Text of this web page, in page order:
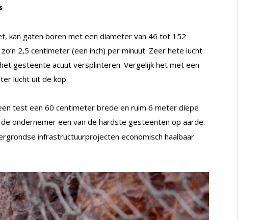
kan gaten boren met een diameter van 46 tot 152
2,5 centimeter (een inch) per minuut. Zeer hete lucht
gesteente acuut versplinteren. Vergelijk het met een
lucht uit de kop.
test een 60 centimeter brede en ruim 6 meter diepe
ondernemer een van de hardste gesteenten op aarde.
infrastructuurprojecten economisch haalbaar